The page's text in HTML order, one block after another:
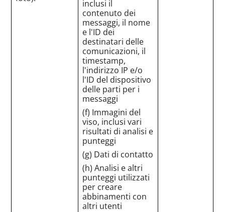
inclusi il
contenuto dei
messaggi, il nome
e l'ID dei
destinatari delle
comunicazioni, il
timestamp,
l'indirizzo IP e/o
l'ID del dispositivo
delle parti per i
messaggi
(f) Immagini del
viso, inclusi vari
risultati di analisi e
punteggi
(g) Dati di contatto
(h) Analisi e altri
punteggi utilizzati
per creare
abbinamenti con
altri utenti